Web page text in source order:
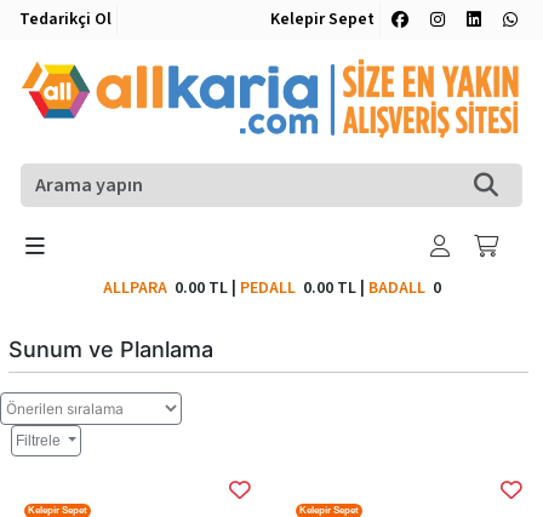
Tedarikçi Ol Kelepir Sepet
ALLPARA 0.00 TL| PEDALL 0.00 TL| BADALL0
Sunum ve Planlama
Filtrele
Kelepir Sepet Kelepir Sepet